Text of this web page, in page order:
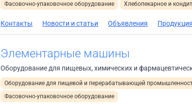
Фасовочно-упаковочное оборудование
Хлебопекарное и
Контакты Новости и статьи Объявления
Элементарные машины
Оборудование для пищевых, химических и
Оборудование для пищевой и перерабатывающей
Фасовочно-упаковочное оборудование